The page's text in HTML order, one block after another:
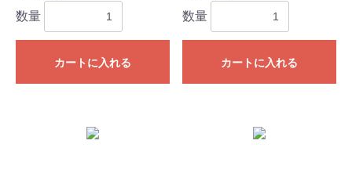
数量
カートに入れる
数量
カートに入れる